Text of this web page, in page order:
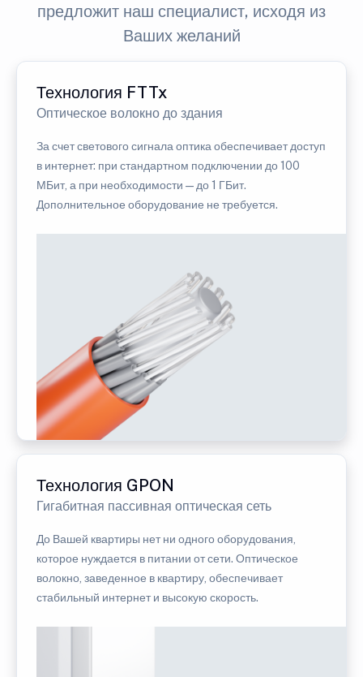
предложит наш специалист, исходя из
Ваших желаний
Технология FTTx
Оптическое волокно до здания
За счет светового сигнала оптика обеспечивает доступ
в интернет: при стандартном подключении до 100
МБит, а при необходимости — до 1 ГБит.
Дополнительное оборудование не требуется.
Технология GPON
Гигабитная пассивная оптическая сеть
До Вашей квартиры нет ни одного оборудования,
которое нуждается в питании от сети. Оптическое
волокно, заведенное в квартиру, обеспечивает
стабильный интернет и высокую скорость.